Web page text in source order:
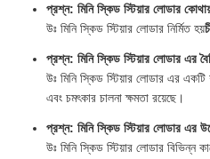
প্রশ্ন: মিনি স্কিড স্টিয়ার লোডার
উঃ মিনি স্কিড স্টিয়ার লোডার নির্মিত হয়
প্রশ্ন: মিনি স্কিড স্টিয়ার লোডার এর
উঃ মিনি স্কিড স্টিয়ার লোডার এর একটি
এবং চমৎকার চালনা ক্ষমতা রয়েছে।
প্রশ্ন: মিনি স্কিড স্টিয়ার লোডার এর
উঃ মিনি স্কিড স্টিয়ার লোডার বিভিন্ন